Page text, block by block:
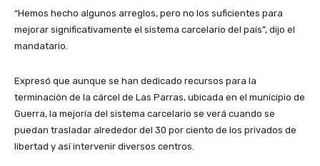
“Hemos hecho algunos arreglos, pero no los suficientes para
mejorar significativamente el sistema carcelario del país”, dijo el
mandatario.
Expresó que aunque se han dedicado recursos para la
terminación de la cárcel de Las Parras, ubicada en el municipio de
Guerra, la mejoría del sistema carcelario se verá cuando se
puedan trasladar alrededor del 30 por ciento de los privados de
libertad y así intervenir diversos centros.